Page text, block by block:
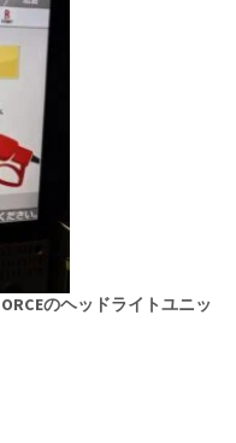
のヘッドライトユニッ